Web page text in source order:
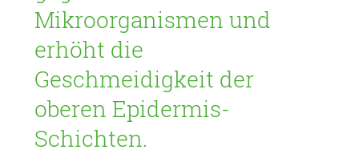
Mikroorganismen und
erhöht die
Geschmeidigkeit der
oberen Epidermis-
Schichten.